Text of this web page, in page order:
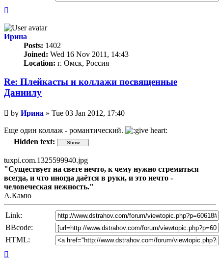
Ирина
Posts: 1402
Joined: Wed 16 Nov 2011, 14:43
Location: г. Омск, Россия
Re: Плейкасты и коллажи посвященные
Даниилу
Unread
post
by Ирина » Tue 03 Jan 2012, 17:40
Еще один коллаж - романтический.
Hidden text:
tuxpi.com.1325599940.jpg
"Существует на свете нечто, к чему нужно стремиться
всегда, и что иногда даётся в руки, и это нечто -
человеческая нежность."
А.Камю
Link:
BBcode:
HTML: